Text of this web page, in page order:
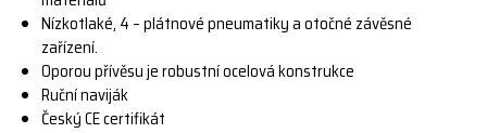
Nízkotlaké, 4 – plátnové pneumatiky a otočné závěsné
zařízení.
Oporou přívěsu je robustní ocelová konstrukce
Ruční naviják
Český CE certifikát